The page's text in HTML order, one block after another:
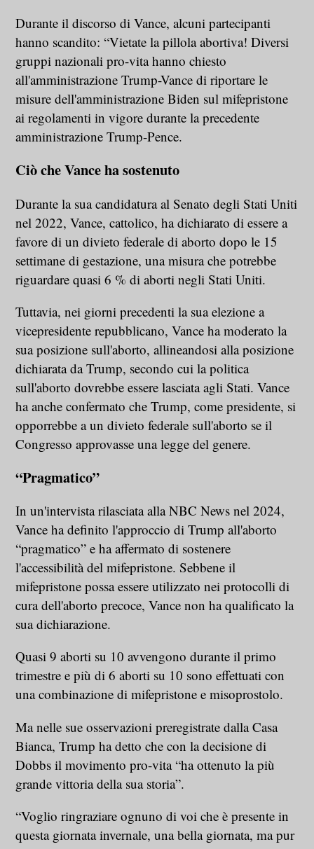
Durante il discorso di Vance, alcuni partecipanti
hanno scandito: “Vietate la pillola abortiva! Diversi
gruppi nazionali pro-vita hanno chiesto
all'amministrazione Trump-Vance di riportare le
misure dell'amministrazione Biden sul mifepristone
ai regolamenti in vigore durante la precedente
amministrazione Trump-Pence.
Ciò che Vance ha sostenuto
Durante la sua candidatura al Senato degli Stati Uniti
nel 2022, Vance, cattolico, ha dichiarato di essere a
favore di un divieto federale di aborto dopo le 15
settimane di gestazione, una misura che potrebbe
riguardare quasi 6 % di aborti negli Stati Uniti.
Tuttavia, nei giorni precedenti la sua elezione a
vicepresidente repubblicano, Vance ha moderato la
sua posizione sull'aborto, allineandosi alla posizione
dichiarata da Trump, secondo cui la politica
sull'aborto dovrebbe essere lasciata agli Stati. Vance
ha anche confermato che Trump, come presidente, si
opporrebbe a un divieto federale sull'aborto se il
Congresso approvasse una legge del genere.
“Pragmatico”
In un'intervista rilasciata alla NBC News nel 2024,
Vance ha definito l'approccio di Trump all'aborto
“pragmatico” e ha affermato di sostenere
l'accessibilità del mifepristone. Sebbene il
mifepristone possa essere utilizzato nei protocolli di
cura dell'aborto precoce, Vance non ha qualificato la
sua dichiarazione.
Quasi 9 aborti su 10 avvengono durante il primo
trimestre e più di 6 aborti su 10 sono effettuati con
una combinazione di mifepristone e misoprostolo.
Ma nelle sue osservazioni preregistrate dalla Casa
Bianca, Trump ha detto che con la decisione di
Dobbs il movimento pro-vita “ha ottenuto la più
grande vittoria della sua storia”.
“Voglio ringraziare ognuno di voi che è presente in
questa giornata invernale, una bella giornata, ma pur